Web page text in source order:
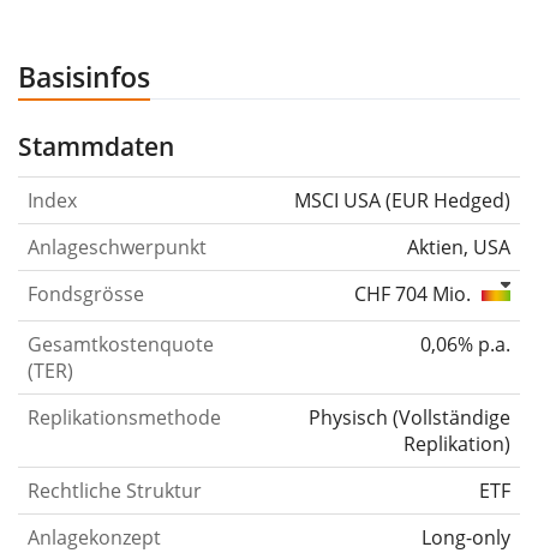
Basisinfos
Stammdaten
Index
MSCI USA (EUR Hedged)
Anlageschwerpunkt
Aktien, USA
Fondsgrösse
CHF 704 Mio.
Gesamtkostenquote
(TER)
0,06% p.a.
Replikationsmethode Physisch (Vollständige
Replikation)
Rechtliche Struktur
ETF
Anlagekonzept
Long-only